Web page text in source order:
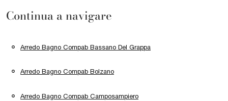
Continua a navigare
Arredo Bagno Compab Bassano Del Grappa
Arredo Bagno Compab Bolzano
Arredo Bagno Compab Camposampiero